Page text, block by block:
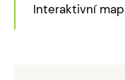
Interaktivní